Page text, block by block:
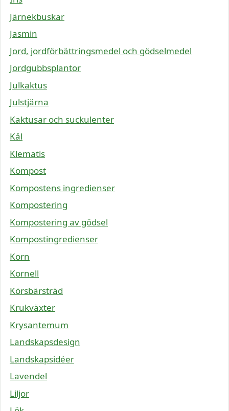
Järnekbuskar
Jasmin
Jord, jordförbättringsmedel och gödselmedel
Jordgubbsplantor
Julkaktus
Julstjärna
Kaktusar och suckulenter
Kål
Klematis
Kompost
Kompostens ingredienser
Kompostering
Kompostering av gödsel
Kompostingredienser
Korn
Kornell
Körsbärsträd
Krukväxter
Krysantemum
Landskapsdesign
Landskapsidéer
Lavendel
Liljor